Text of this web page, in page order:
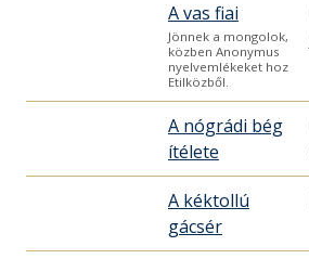
A vas fiai
Jönnek a mongolok,
közben Anonymus
nyelvemlékeket hoz
Etilközből.
A nógrádi bég
ítélete
A kéktollú
gácsér